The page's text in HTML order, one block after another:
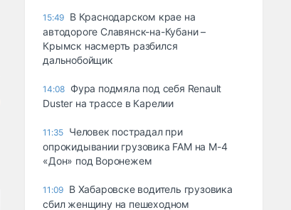
15:49 В Краснодарском крае на
автодороге Славянск-на-Кубани –
Крымск насмерть разбился
дальнобойщик
14:08 Фура подмяла под себя Renault
Duster на трассе в Карелии
11:35 Человек пострадал при
опрокидывании грузовика FAM на М-4
«Дон» под Воронежем
11:09 В Хабаровске водитель грузовика
сбил женщину на пешеходном